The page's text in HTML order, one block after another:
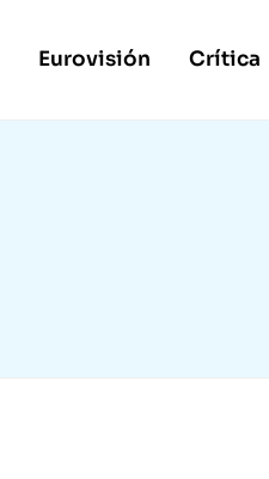
Eurovisión Crítica